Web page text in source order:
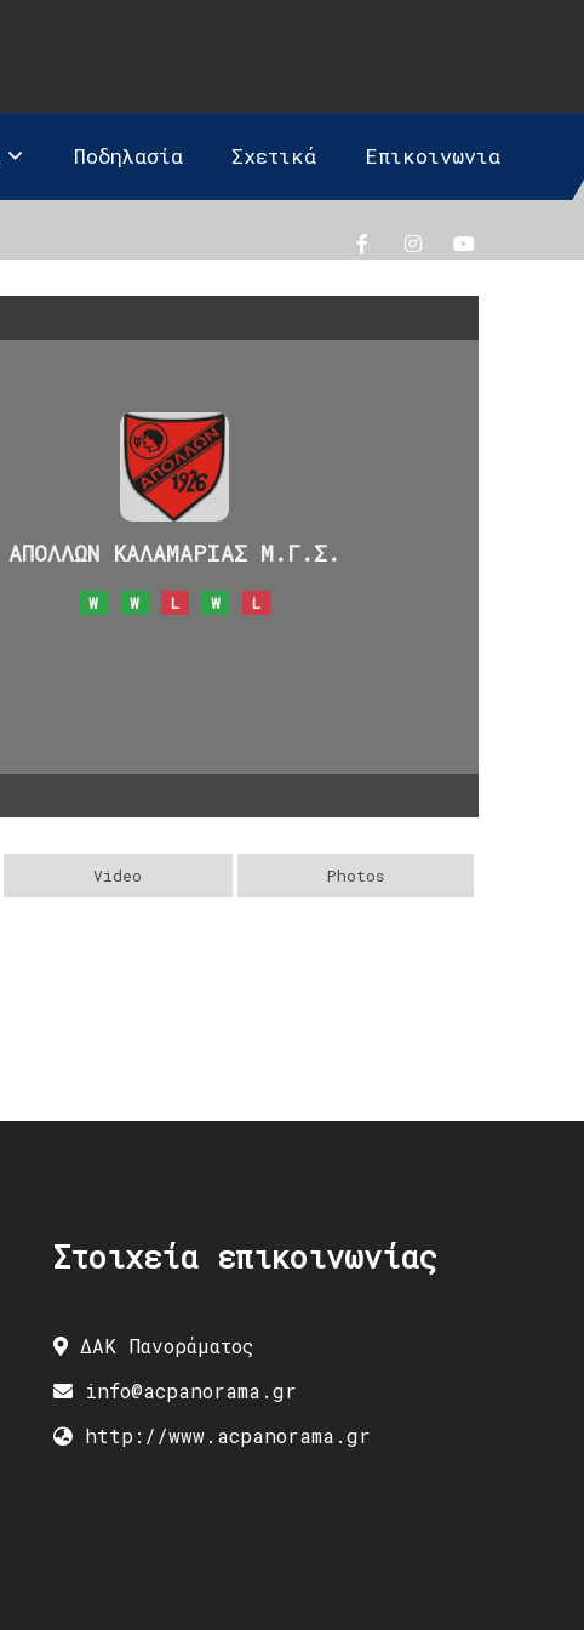
Ποδηλασία Σχετικά Επικοινωνια
ΑΠΟΛΛΩΝ ΚΑΛΑΜΑΡΙΑΣ Μ.Γ.Σ.
W W L W L
Video Photos
Στοιχεία επικοινωνίας
ΔΑΚ Πανοράματος
info@acpanorama.gr
http://www.acpanorama.gr